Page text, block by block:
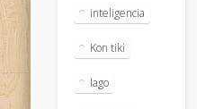
inteligencia
Kon tiki
lago